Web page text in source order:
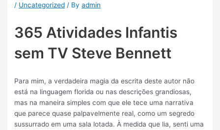
/ Uncategorized / Byadmin
365 Atividades Infantis
sem TV Steve Bennett
Para mim, a verdadeira magia da escrita deste autor não
está na linguagem florida ou nas descrições grandiosas,
mas na maneira simples com que ele tece uma narrativa
que parece quase palpavelmente real, como um segredo
sussurrado em uma sala lotada. À medida que lia, senti uma